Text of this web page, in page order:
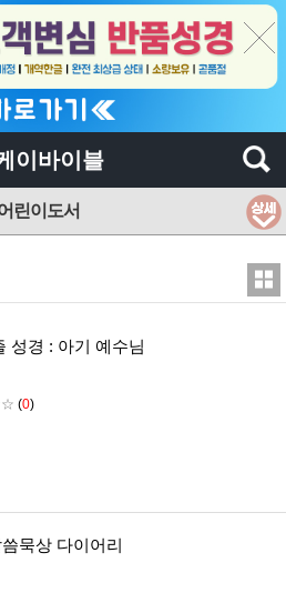
이바이블
린이도서
성경 : 아기 예수님
(0)
묵상 다이어리